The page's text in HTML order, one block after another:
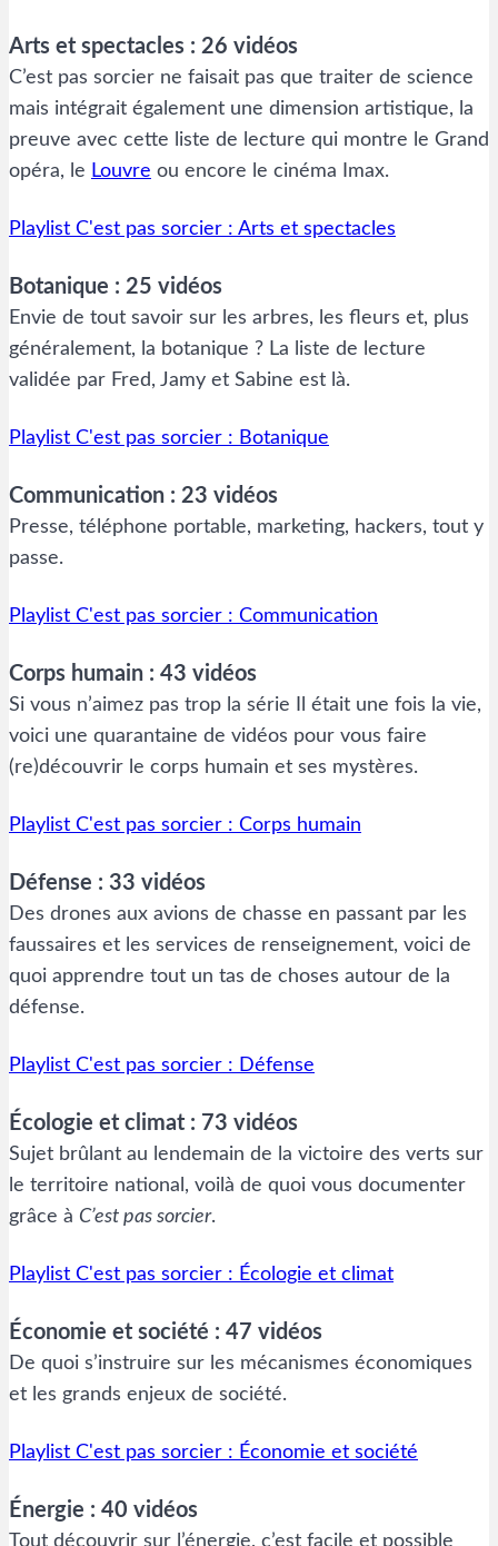
Arts et spectacles : 26 vidéos
C’est pas sorcier ne faisait pas que traiter de science
mais intégrait également une dimension artistique, la
preuve avec cette liste de lecture qui montre le Grand
opéra, le Louvre ou encore le cinéma Imax.
Playlist C'est pas sorcier : Arts et spectacles
Botanique : 25 vidéos
Envie de tout savoir sur les arbres, les fleurs et, plus
généralement, la botanique ? La liste de lecture
validée par Fred, Jamy et Sabine est là.
Playlist C'est pas sorcier : Botanique
Communication : 23 vidéos
Presse, téléphone portable, marketing, hackers, tout y
passe.
Playlist C'est pas sorcier : Communication
Corps humain : 43 vidéos
Si vous n’aimez pas trop la série Il était une fois la vie,
voici une quarantaine de vidéos pour vous faire
(re)découvrir le corps humain et ses mystères.
Playlist C'est pas sorcier : Corps humain
Défense : 33 vidéos
Des drones aux avions de chasse en passant par les
faussaires et les services de renseignement, voici de
quoi apprendre tout un tas de choses autour de la
défense.
Playlist C'est pas sorcier : Défense
Écologie et climat : 73 vidéos
Sujet brûlant au lendemain de la victoire des verts sur
le territoire national, voilà de quoi vous documenter
grâce à C’est pas sorcier.
Playlist C'est pas sorcier : Écologie et climat
Économie et société : 47 vidéos
De quoi s’instruire sur les mécanismes économiques
et les grands enjeux de société.
Playlist C'est pas sorcier : Économie et société
Énergie : 40 vidéos
Tout découvrir sur l’énergie, c’est facile et possible